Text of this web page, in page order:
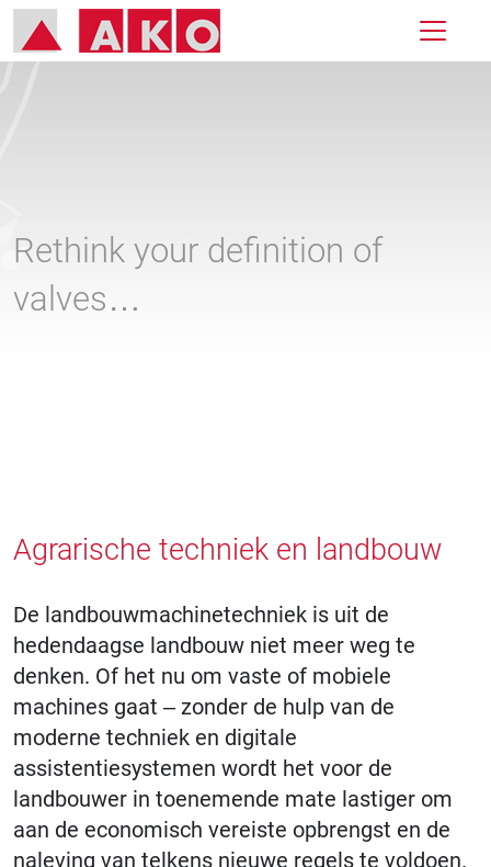
Rethink your definition of
valves…
Agrarische techniek en landbouw
De landbouwmachinetechniek is uit de
hedendaagse landbouw niet meer weg te
denken. Of het nu om vaste of mobiele
machines gaat – zonder de hulp van de
moderne techniek en digitale
assistentiesystemen wordt het voor de
landbouwer in toenemende mate lastiger om
aan de economisch vereiste opbrengst en de
naleving van telkens nieuwe regels te voldoen.